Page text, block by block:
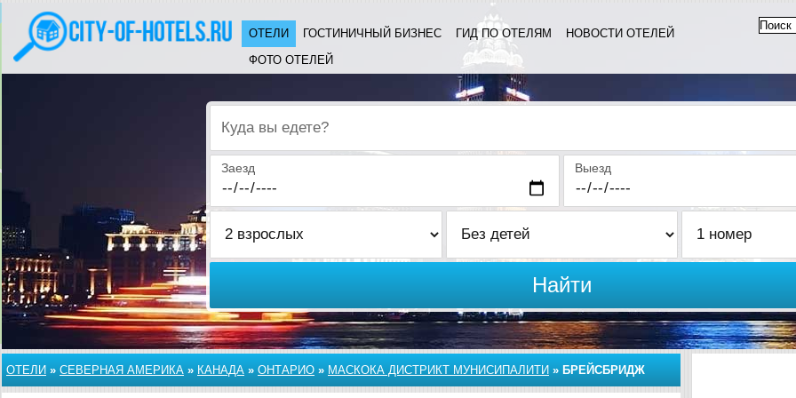
ОТЕЛИ ГОСТИНИЧНЫЙ БИЗНЕС ГИД ПО ОТЕЛЯМ
НОВОСТИ ОТЕЛЕЙ
ФОТО ОТЕЛЕЙ
Куда вы едете?
Заезд Выезд
Найти
ОТЕЛИ » СЕВЕРНАЯ АМЕРИКА » КАНАДА » ОНТАРИО » МАСКОКА ДИСТРИКТ МУНИСИПАЛИТИ » БРЕЙСБРИДЖ